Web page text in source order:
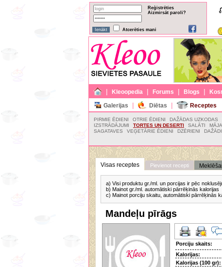
Reģistrēties
Aizmirsāt paroli?
Atcerēties mani
| Kleoopedia | Forums | Blogs |
Galerijas
| Diētas | Receptes
PIRMIE ĒDIENI OTRIE ĒDIENI DAŽĀDAS UZKODAS
IZSTRĀDĀJUMI
TORTES UN DESERTI SALĀTI
SAGATAVES
VEĢETĀRIE ĒDIENI DZĒRIENI DAŽĀDI
Visas receptes Pievienot recepti
a) Visi produktu gr./ml. un porcijas ir pēc
b) Mainot gr./ml. automātiski pārrēķinās kalorijas
c) Mainot porciju skaitu, automātiski pārrēķinās
Mandeļu pīrāgs
Porciju skaits:
Kalorijas:
Kalorijas (100 gr):